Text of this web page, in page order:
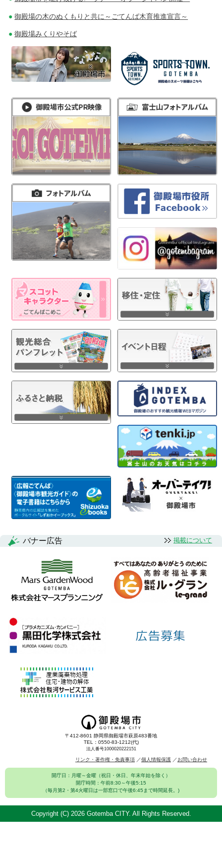
御殿場の木のぬくもりと共に～ごてんば木育推進宣言～
御殿場みくりやそば
バナー広告 掲載について
〒412-8601 静岡県御殿場市萩原483番地
TEL：0550-83-1212(代)
法人番号1000020222151
リンク・著作権・免責事項 個人情報保護 お問い合わせ
開庁日：月曜～金曜（祝日・休日、年末年始を除く）
開庁時間：午前8:30～午後5:15
（毎月第2・第4火曜日は一部窓口で午後6:45まで時間延長。)
Copyright (C) 2026 Gotemba CITY. All Rights Reserved.